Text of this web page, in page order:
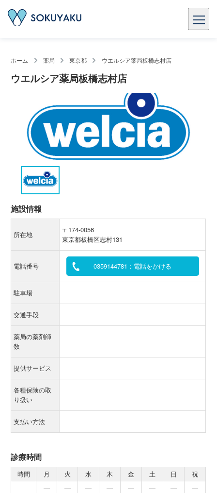
ホーム 薬局 東京都 ウエルシア薬局板橋志村店
ウエルシア薬局板橋志村店
施設情報
所在地
〒174-0056
東京都板橋区志村131
電話番号 0359144781：電話をかける
駐車場
交通手段
薬局の薬剤師
数
提供サービス
各種保険の取
り扱い
支払い方法
診療時間
時間 月 火 水 木 金 土 日
祝
―
― ― ― ― ― ―
―